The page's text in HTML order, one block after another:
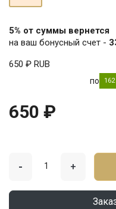
5% от суммы вернется
на ваш бонусный счет -
650 ₽ RUB
по 162
650 ₽
- +